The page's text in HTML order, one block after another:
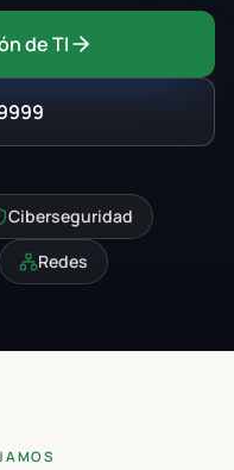
de TI
Ciberseguridad
Redes